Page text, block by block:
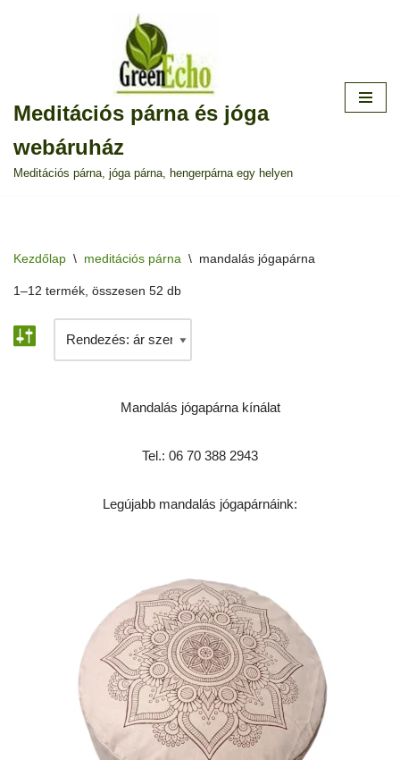
Meditációs párna és jóga
webáruház
Meditációs párna, jóga párna, hengerpárna egy helyen
Kezdőlap \ meditációs párna \ mandalás jógapárna
1–12 termék, összesen 52 db
Mandalás jógapárna kínálat
Tel.: 06 70 388 2943
Legújabb mandalás jógapárnáink: